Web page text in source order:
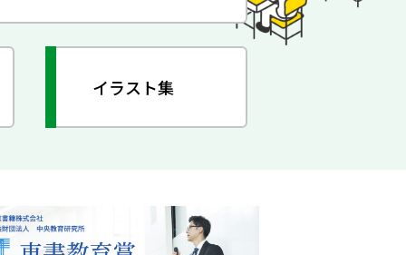
イラスト集